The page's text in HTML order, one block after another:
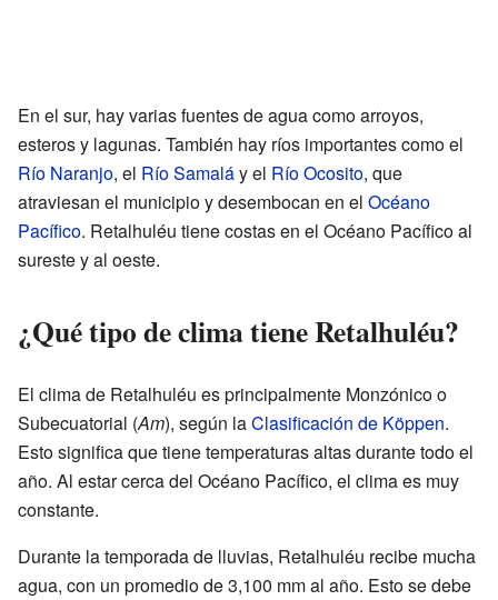
En el sur, hay varias fuentes de agua como arroyos,
esteros y lagunas. También hay ríos importantes como el
Río Naranjo, el Río Samaláy el Río Ocosito, que
atraviesan el municipio y desembocan en el Océano
Pacífico. Retalhuléu tiene costas en el Océano Pacífico al
sureste y al oeste.
¿Qué tipo de clima tiene Retalhuléu?
El clima de Retalhuléu es principalmente Monzónico o
Subecuatorial (Am), según laClasificación de Köppen.
Esto significa que tiene temperaturas altas durante todo el
año. Al estar cerca del Océano Pacífico, el clima es muy
constante.
Durante la temporada de lluvias, Retalhuléu recibe mucha
agua, con un promedio de 3,100 mm al año. Esto se debe